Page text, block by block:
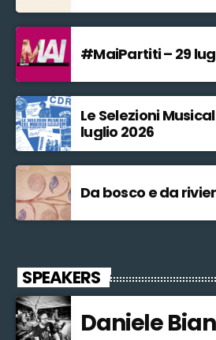
#MaiPartiti – 29
Le Selezioni
luglio 2026
Da bosco e da
SPEAKERS
Daniele